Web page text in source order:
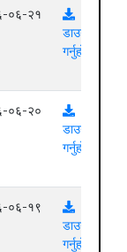
०६-२१
डाउनलोड
गर्नुहोस्
०६-२०
डाउनलोड
गर्नुहोस्
०६-१९
डाउनलोड
गर्नुहोस्